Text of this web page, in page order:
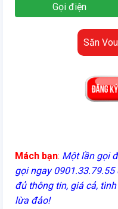
Gọi điện
Săn
Mách bạn: Một lần gọi
gọi ngay
đủ thông tin, giá cả,
lừa đảo!